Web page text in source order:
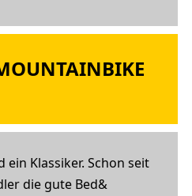
Klassiker. Schon seit
die gute Bed&